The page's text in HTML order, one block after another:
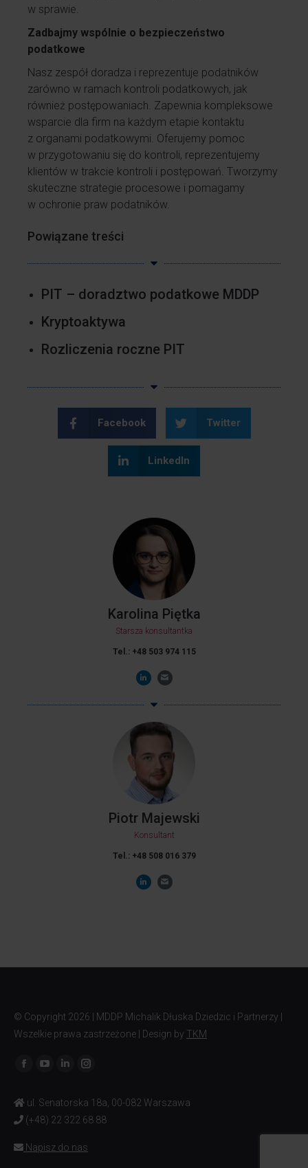
w sprawie.
Zadbajmy wspólnie o bezpieczeństwo
podatkowe
Nasz zespół doradza i reprezentuje podatników
zarówno w ramach kontroli podatkowych, jak
również postępowaniach. Zapewnia kompleksowe
wsparcie dla firm na każdym etapie kontaktu
z organami podatkowymi. Oferujemy pomoc
w przygotowaniu się do kontroli, reprezentujemy
klientów w trakcie kontroli i postępowań. Tworzymy
skuteczne strategie procesowe i pomagamy
w ochronie praw podatników.
Powiązane treści
PIT – doradztwo podatkowe MDDP
Kryptoaktywa
Rozliczenia roczne PIT
Facebook Twitter
LinkedIn
Karolina Piętka
Starsza konsultantka
Tel.: +48 503 974 115
Piotr Majewski
Konsultant
Tel.: +48 508 016 379
© Copyright 2026 | MDDP Michalik Dłuska Dziedzic i Partnerzy |
Wszelkie prawa zastrzeżone | Design by TKM
Znajdź nas na:
ul. Senatorska 18a, 00-082 Warszawa
(+48) 22 322 68 88
Napisz do nas